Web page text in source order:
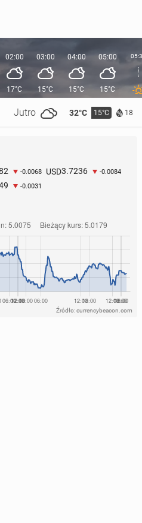
Jutro 32°C 15°C 18
02:00
17°C
03:00
15°C
04:00
15°C
05:00
15°C
-0.0068 USD3.7236 -0.0084
-0.0031
Źródło: currencybeacon.com